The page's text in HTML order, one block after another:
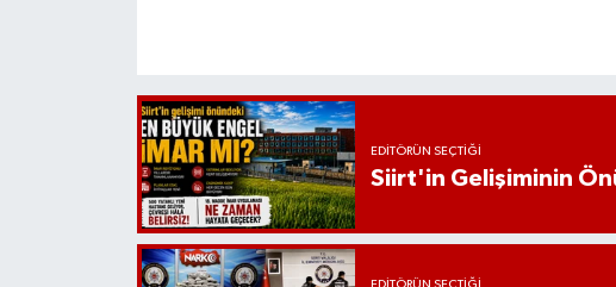
EDITÖRÜN SEÇTIĞI
Siirt'in Gelişiminin